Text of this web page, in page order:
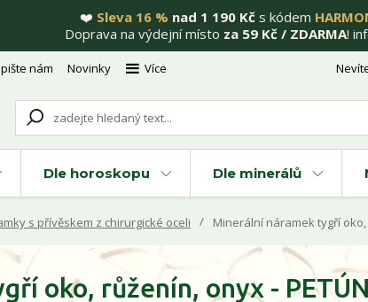
❤️ Sleva 16 % nad 1 190 Kčs kódem
Doprava na výdejní místo za 59 Kč / ZDARMA!
nám Novinky Více
Dle horoskopu Dle minerálů
s přívěskem z chirurgické oceli Minerální náramek tygří oko,
oko, růženín, onyx -